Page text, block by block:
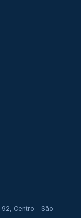
Centro – São